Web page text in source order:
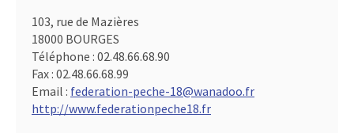
103, rue de Mazières
18000 BOURGES
Téléphone : 02.48.66.68.90
Fax : 02.48.66.68.99
Email : federation-peche-18@wanadoo.fr
http://www.federationpeche18.fr